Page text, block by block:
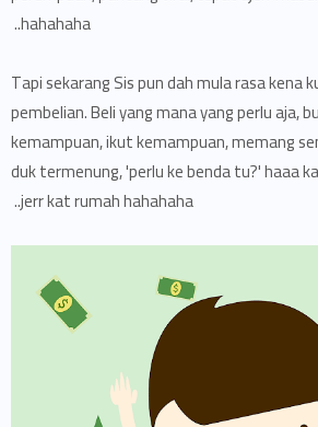
hahahaha..
Tapi sekarang Sis pun dah mula rasa kena
pembelian. Beli yang mana yang perlu aja,
kemampuan, ikut kemampuan, memang
duk termenung, 'perlu ke benda tu?' haaa
jerr kat rumah hahahaha..